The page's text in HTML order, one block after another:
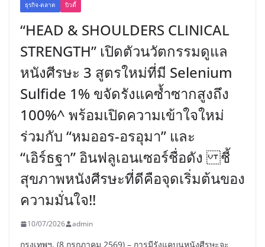
ธุรกิจ-ตลาด บิวตี้
“HEAD & SHOULDERS CLINICAL
STRENGTH” เปิดตัวนวัตกรรมดูแล
หนังศีรษะ 3 สูตรใหม่ที่มี Selenium
Sulfide 1% ขจัดรังแคซ้ำซากสูงถึง
100%^ พร้อมเปิดความเข้าใจใหม่
ร่วมกับ “หมออร-อรอุมา” และ
“เอิร์ธฐา” อินฟลูเอนเซอร์ชื่อดัง ชี้
สุขภาพหนังศีรษะที่ดีคือจุดเริ่มต้นของ
ความมั่นใจ!!
10/07/2026 admin
กรุงเทพฯ, (8 กรกฎาคม 2569) – การมีรังแคบนหนังศีรษะจะ